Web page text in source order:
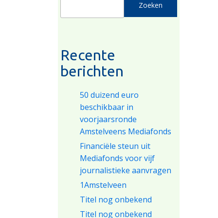
Zoeken
Recente
berichten
50 duizend euro
beschikbaar in
voorjaarsronde
Amstelveens Mediafonds
Financiële steun uit
Mediafonds voor vijf
journalistieke aanvragen
1Amstelveen
Titel nog onbekend
Titel nog onbekend